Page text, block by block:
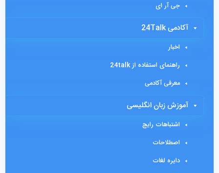
جی آر ای
آکادمی 24Talk
اخبار
راهنمای استفاده از 24talk
معرفی آکادمی
آموزش زبان انگلیسی
اشتباهات رایج
اصطلاحات
دایره لغات